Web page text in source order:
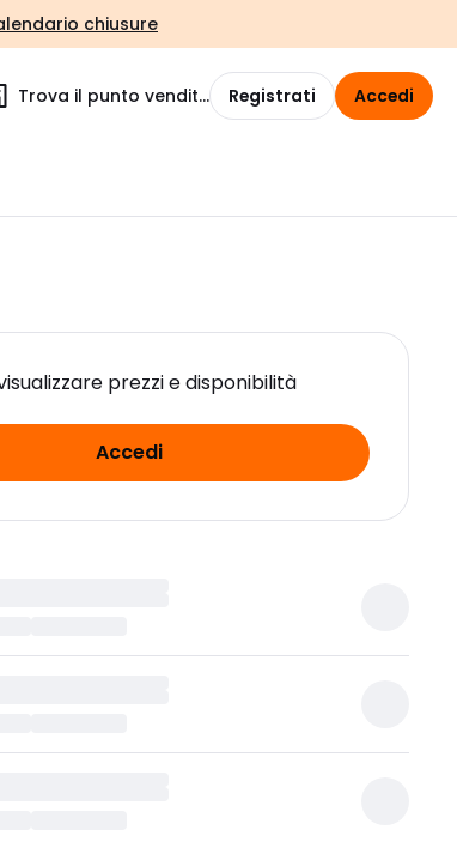
chiusure
Trova il punto vendita Registrati Accedi
prezzi e disponibilità
Accedi